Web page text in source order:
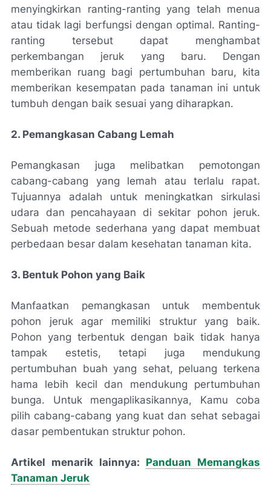
menyingkirkan ranting-ranting yang telah menua
atau tidak lagi berfungsi dengan optimal. Ranting-
ranting tersebut dapat menghambat
perkembangan jeruk yang baru. Dengan
memberikan ruang bagi pertumbuhan baru, kita
memberikan kesempatan pada tanaman ini untuk
tumbuh dengan baik sesuai yang diharapkan.
2. Pemangkasan Cabang Lemah
Pemangkasan juga melibatkan pemotongan
cabang-cabang yang lemah atau terlalu rapat.
Tujuannya adalah untuk meningkatkan sirkulasi
udara dan pencahayaan di sekitar pohon jeruk.
Sebuah metode sederhana yang dapat membuat
perbedaan besar dalam kesehatan tanaman kita.
3. Bentuk Pohon yang Baik
Manfaatkan pemangkasan untuk membentuk
pohon jeruk agar memiliki struktur yang baik.
Pohon yang terbentuk dengan baik tidak hanya
tampak estetis, tetapi juga mendukung
pertumbuhan buah yang sehat, peluang terkena
hama lebih kecil dan mendukung pertumbuhan
bunga. Untuk mengaplikasikannya, Kamu coba
pilih cabang-cabang yang kuat dan sehat sebagai
dasar pembentukan struktur pohon.
Artikel menarik lainnya: Panduan Memangkas
Tanaman Jeruk